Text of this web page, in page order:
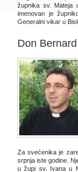
župnika sv. Mateja
imenovan je
Generalni vikar u
Don
Za svećenika je
srpnja iste godine.
u župi sv. Ivana u